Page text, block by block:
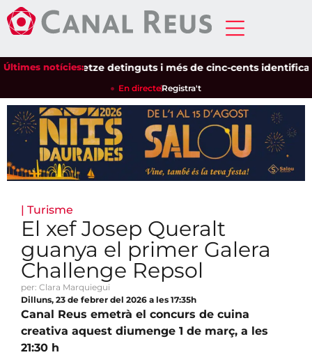
Últimes notícies:Setze detinguts i més de cinc-cents identificats
En directeRegistra't
| Turisme
El xef Josep Queralt
guanya el primer Galera
Challenge Repsol
per: Clara Marquiegui
Dilluns, 23 de febrer del 2026 a les 17:35h
Canal Reus emetrà el concurs de cuina
creativa aquest diumenge 1 de març, a les
21:30 h